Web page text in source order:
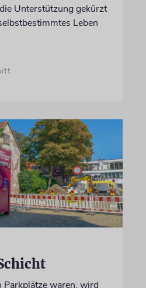
Unterstützung gekürzt
Leben
waren, wird